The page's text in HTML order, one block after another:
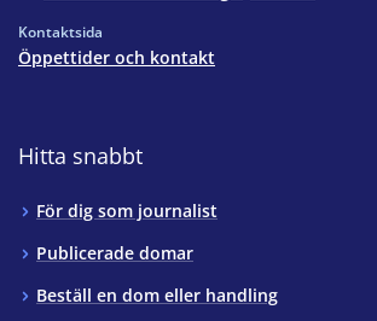
Kontaktsida
Öppettider och kontakt
Hitta snabbt
För dig som journalist
Publicerade domar
Beställ en dom eller handling